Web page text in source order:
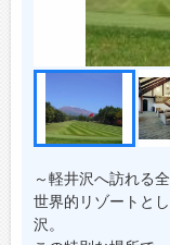
～軽井沢へ訪れる
世界的リゾートと
沢。